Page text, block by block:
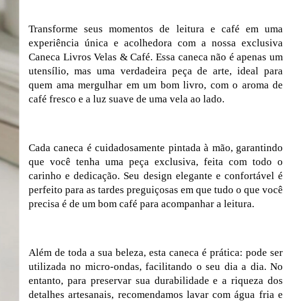
Transforme seus momentos de leitura e café em uma
experiência única e acolhedora com a nossa exclusiva
Caneca Livros Velas & Café. Essa caneca não é apenas um
utensílio, mas uma verdadeira peça de arte, ideal para
quem ama mergulhar em um bom livro, com o aroma de
café fresco e a luz suave de uma vela ao lado.
Cada caneca é cuidadosamente pintada à mão, garantindo
que você tenha uma peça exclusiva, feita com todo o
carinho e dedicação. Seu design elegante e confortável é
perfeito para as tardes preguiçosas em que tudo o que você
precisa é de um bom café para acompanhar a leitura.
Além de toda a sua beleza, esta caneca é prática: pode ser
utilizada no micro-ondas, facilitando o seu dia a dia. No
entanto, para preservar sua durabilidade e a riqueza dos
detalhes artesanais, recomendamos lavar com água fria e